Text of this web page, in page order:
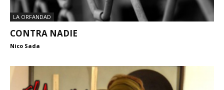
LA ORFANDAD
CONTRA NADIE
Nico Sada